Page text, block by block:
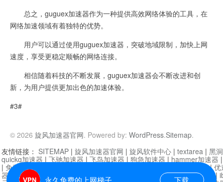
总之，guguex加速器作为一种提供高效网络体验的工具，在
网络加速领域有着独特的优势。
用户可以通过使用guguex加速器，突破地域限制，加快上网
速度，享受更稳定顺畅的网络连接。
相信随着科技的不断发展，guguex加速器会不断改进和创
新，为用户提供更加出色的加速体验。
#3#
© 2026 旋风加速器官网. Powered by: WordPress.Sitemap.
永久免费的上网梯子 下载
友情链接： SITEMAP | 旋风加速器官网 | 旋风软件中心 | textarea | 黑
quickq加速器 | 飞驰加速器 | 飞鸟加速器 | 狗急加速器 | hammer加速器
| 免费vqn加速外网 迷雾通|优
器| 快柠檬加速器 |黑洞加速 |falemon 快橙加速器|anycast加速器 |